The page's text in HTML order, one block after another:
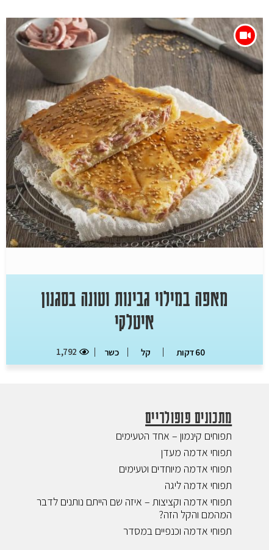
מאפה במילוי גבינות וטונה בסגנון
איטלקי
60 דקות קל כשר 1,792
מתכונים פופולריים
תפוחים קינמון – אחד הטעימים
תפוחי אדמה מעדן
תפוחי אדמה מיוחדים וטעימים
תפוחי אדמה ליגה
תפוחי אדמה וקציצות – איזה שם הייתם נותנים לדבר
המהמם והקל הזה?
תפוחי אדמה וכנפיים במסדר